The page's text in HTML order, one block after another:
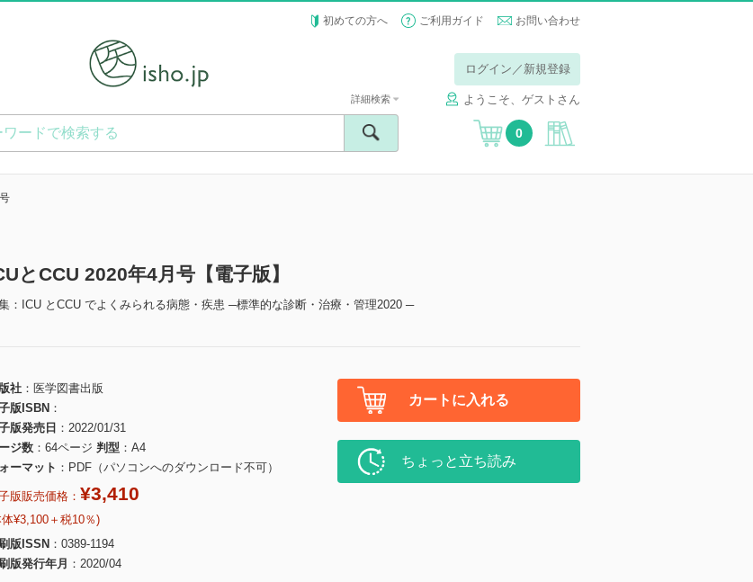
初めての方へ ご利用ガイド お問い合わせ
ログイン／新規登録
ようこそ、ゲストさん
詳細検索
0
とCCU 2020年4月号【電子版】
：ICU とCCU でよくみられる病態・疾患 ─標準的な診断・治療・管理2020 ─
社
医学図書出版
版ISBN
版発売日
2022/01/31
ジ数
64ページ 判型
A4
ーマット
PDF（パソコンへのダウンロード不可）
版販売価格： ¥3,410
¥3,100＋税10％)
版ISSN
0389-1194
版発行年月
2020/04
カートに入れる
ちょっと立ち読み